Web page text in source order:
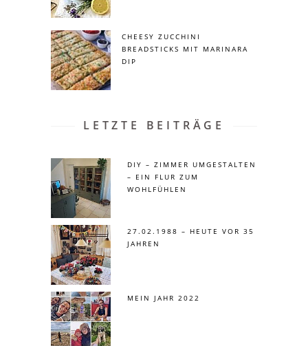
CHEESY ZUCCHINI
BREADSTICKS MIT MARINARA
DIP
LETZTE BEITRÄGE
DIY – ZIMMER UMGESTALTEN
– EIN FLUR ZUM
WOHLFÜHLEN
27.02.1988 – HEUTE VOR 35
JAHREN
MEIN JAHR 2022